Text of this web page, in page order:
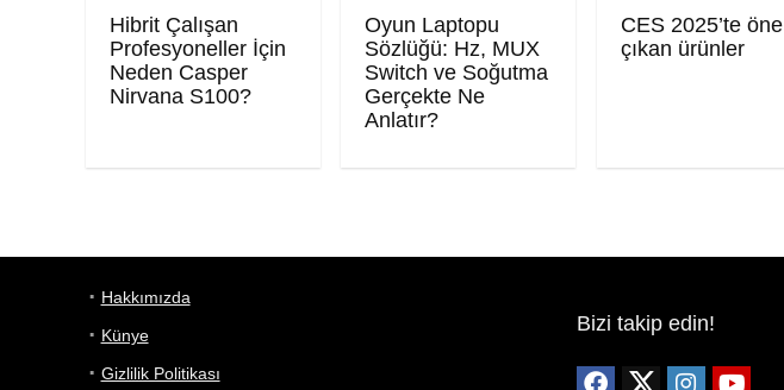
Hibrit Çalışan
Profesyoneller İçin
Neden Casper
Nirvana S100?
Oyun Laptopu
Sözlüğü: Hz, MUX
Switch ve Soğutma
Gerçekte Ne
Anlatır?
CES 2025’te öne
çıkan ürünler
Hakkımızda
Künye
Gizlilik Politikası
Bizi takip edin!